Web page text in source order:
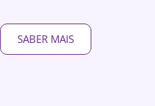
SABER MAIS